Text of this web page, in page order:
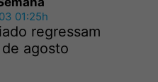
01:25h
regressam
agosto